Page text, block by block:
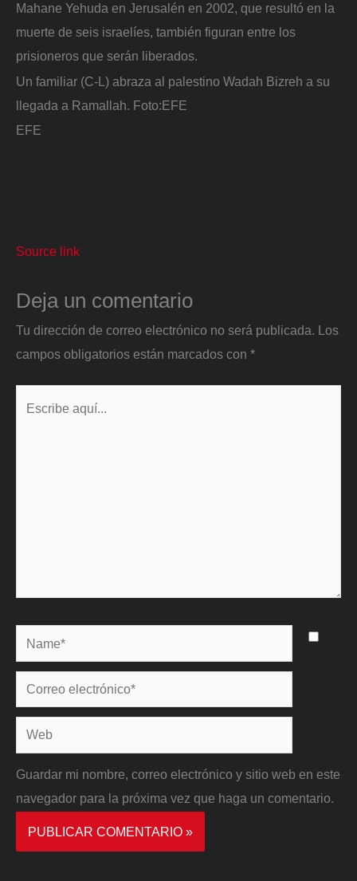
Mahane Yehuda en Jerusalén en 2002, que resultó en la
muerte de seis israelíes, también figuran entre los
prisioneros que serán liberados.
Un familiar (C-L) abraza al palestino Wadah Bizreh a su
llegada a Ramallah. Foto:EFE
EFE
Source link
Deja un comentario
Tu dirección de correo electrónico no será publicada. Los
campos obligatorios están marcados con *
Name*
Correo
electrónico*
Web
Guardar mi nombre, correo electrónico y sitio web en este
navegador para la próxima vez que haga un comentario.